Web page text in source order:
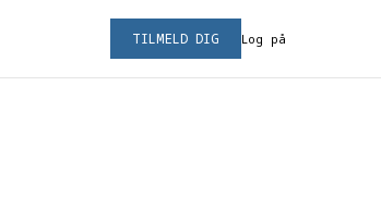
Log på
TILMELD DIG